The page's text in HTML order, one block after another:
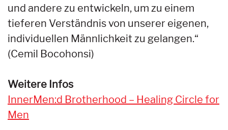
und andere zu entwickeln, um zu einem
tieferen Verständnis von unserer eigenen,
individuellen Männlichkeit zu gelangen.“
(Cemil Bocohonsi)
Weitere Infos
InnerMen:d Brotherhood – Healing Circle for
Men